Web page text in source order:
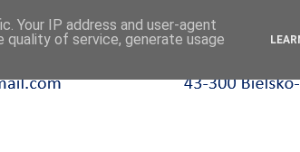
Your IP address and user-agent
quality of service, generate usage